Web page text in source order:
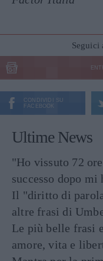
Seguici
CONDIVIDI SU
FACEBOOK
Ultime News
"Ho vissuto 72
successo dopo mi
Il "diritto di
altre frasi di
Le più belle frasi
amore, vita e